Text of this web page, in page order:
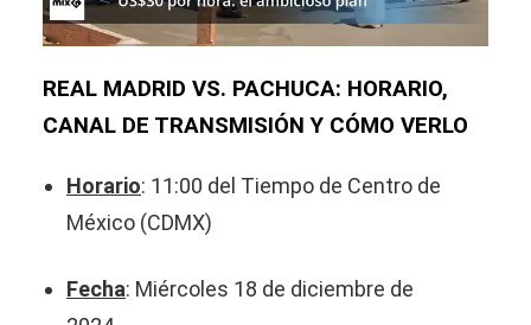
REAL MADRID VS. PACHUCA: HORARIO,
CANAL DE TRANSMISIÓN Y CÓMO VERLO
Horario: 11:00 del Tiempo de Centro de
México (CDMX)
Fecha: Miércoles 18 de diciembre de